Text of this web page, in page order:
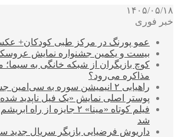
۱۴۰۵/۰۵/۱۸
خبر فوری
عمو پورنگ در مرکز طبی کودکان+
بیست و یکمین جشنواره نمایش
کوچ بازیگران از شبکه خانگی به
مذاکره می‌رود؟
راهیابی ۲ انیمیشن سوره به سی‌امین جشنواره فیلم رود آیلند
پوستر اصلی نمایش «یک فیل ناپدید
فیلم کوتاه «مینا» ۲ جایزه
شد
داریوش فرضیایی بازیگر سریال جدید